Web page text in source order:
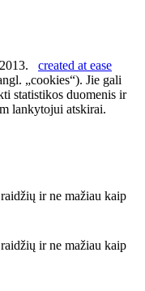
created at ease
„cookies“). Jie gali
statistikos duomenis ir
lankytojui atskirai.
ir ne mažiau kaip
ir ne mažiau kaip